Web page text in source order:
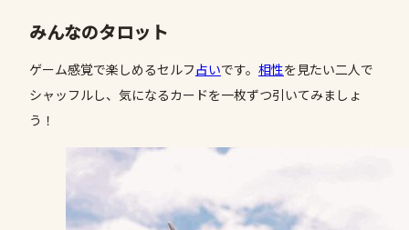
みんなのタロット
ゲーム感覚で楽しめるセルフ占いです。 相性を見たい二人で
シャッフルし、気になるカードを一枚ずつ引いてみましょ
う！